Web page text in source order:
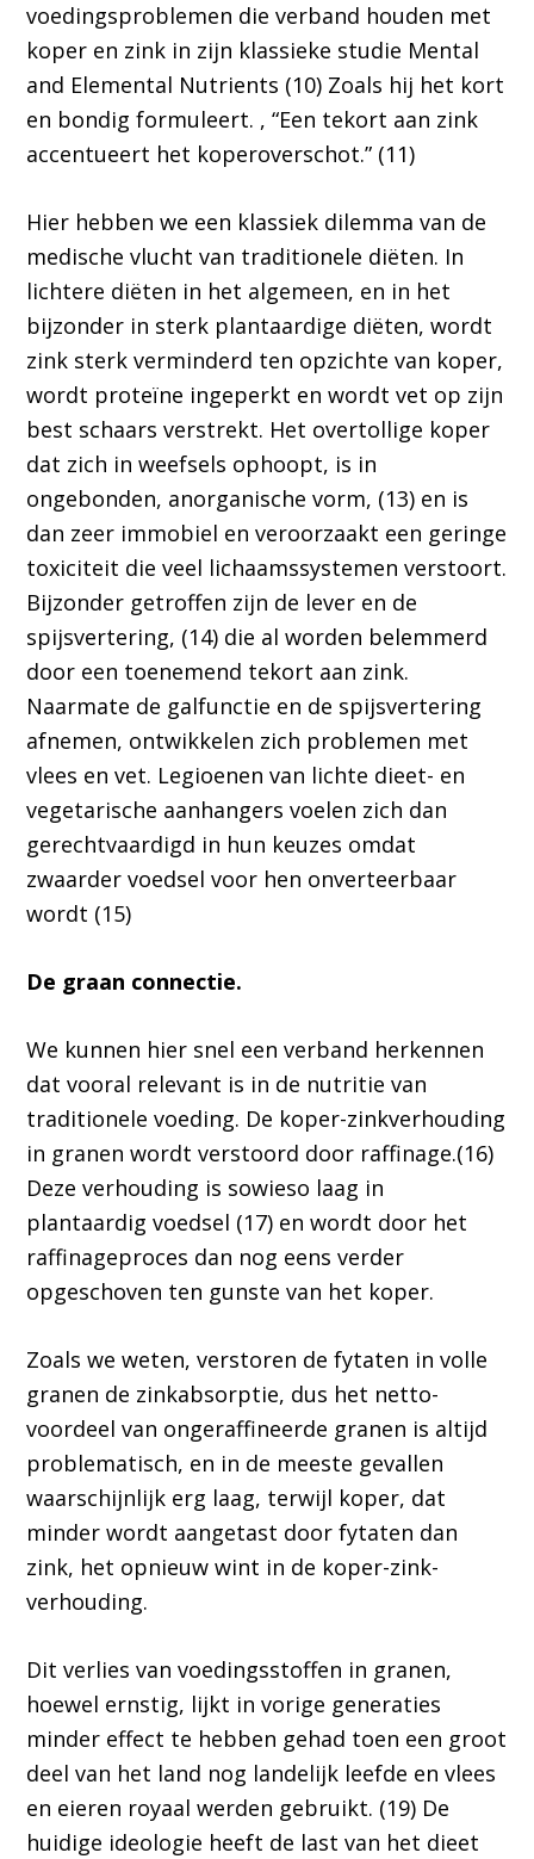
voedingsproblemen die verband houden met
koper en zink in zijn klassieke studie Mental
and Elemental Nutrients (10) Zoals hij het kort
en bondig formuleert. , “Een tekort aan zink
accentueert het koperoverschot.” (11)
Hier hebben we een klassiek dilemma van de
medische vlucht van traditionele diëten. In
lichtere diëten in het algemeen, en in het
bijzonder in sterk plantaardige diëten, wordt
zink sterk verminderd ten opzichte van koper,
wordt proteïne ingeperkt en wordt vet op zijn
best schaars verstrekt. Het overtollige koper
dat zich in weefsels ophoopt, is in
ongebonden, anorganische vorm, (13) en is
dan zeer immobiel en veroorzaakt een geringe
toxiciteit die veel lichaamssystemen verstoort.
Bijzonder getroffen zijn de lever en de
spijsvertering, (14) die al worden belemmerd
door een toenemend tekort aan zink.
Naarmate de galfunctie en de spijsvertering
afnemen, ontwikkelen zich problemen met
vlees en vet. Legioenen van lichte dieet- en
vegetarische aanhangers voelen zich dan
gerechtvaardigd in hun keuzes omdat
zwaarder voedsel voor hen onverteerbaar
wordt (15)
De graan connectie.
We kunnen hier snel een verband herkennen
dat vooral relevant is in de nutritie van
traditionele voeding. De koper-zinkverhouding
in granen wordt verstoord door raffinage.(16)
Deze verhouding is sowieso laag in
plantaardig voedsel (17) en wordt door het
raffinageproces dan nog eens verder
opgeschoven ten gunste van het koper.
Zoals we weten, verstoren de fytaten in volle
granen de zinkabsorptie, dus het netto-
voordeel van ongeraffineerde granen is altijd
problematisch, en in de meeste gevallen
waarschijnlijk erg laag, terwijl koper, dat
minder wordt aangetast door fytaten dan
zink, het opnieuw wint in de koper-zink-
verhouding.
Dit verlies van voedingsstoffen in granen,
hoewel ernstig, lijkt in vorige generaties
minder effect te hebben gehad toen een groot
deel van het land nog landelijk leefde en vlees
en eieren royaal werden gebruikt. (19) De
huidige ideologie heeft de last van het dieet